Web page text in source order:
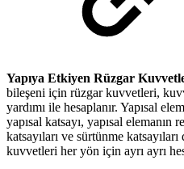
Yapıya Etkiyen Rüzgar
bileşeni için rüzgar kuvvetleri,
yardımı ile hesaplanır. Yapısal
yapısal katsayı, yapısal elemanın
katsayıları ve sürtünme
kuvvetleri her yön için ayrı ayrı